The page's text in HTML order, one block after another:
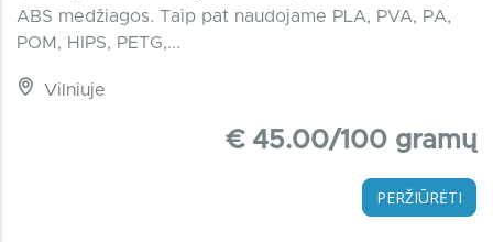
ABS medžiagos. Taip pat naudojame PLA, PVA, PA,
POM, HIPS, PETG,...
Vilniuje
€ 45.00/100 gramų
PERŽIŪRĖTI